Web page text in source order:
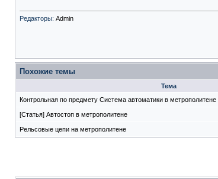
Редакторы: Admin
Похожие темы
Тема
Контрольная по предмету Система автоматики в метрополитене
[Статья] Автостоп в метрополитене
Рельсовые цепи на метрополитене